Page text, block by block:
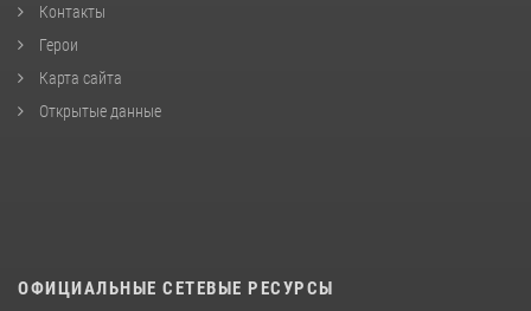
Контакты
Герои
Карта сайта
Открытые данные
ОФИЦИАЛЬНЫЕ СЕТЕВЫЕ РЕСУРСЫ